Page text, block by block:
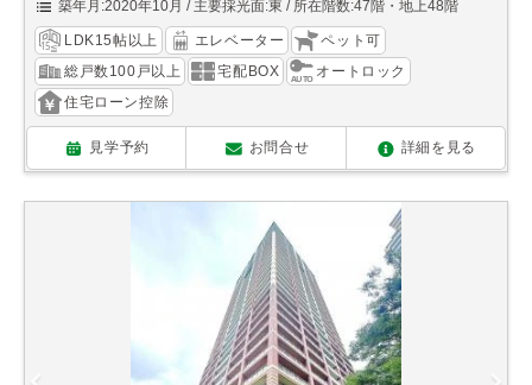
築年月:2020年10月
主要採光面:東 所在階数:47階・地上48階
LDK15帖以上 エレベーター
ペット可
総戸数100戸以上
宅配BOX
オートロック
住宅ローン控除
見学予約 お問合せ 詳細を見る